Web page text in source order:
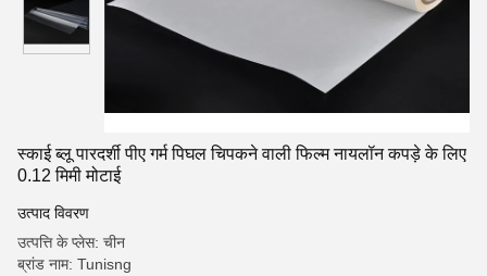
स्काई ब्लू पारदर्शी पीए गर्म पिघल चिपकने वाली फिल्म नायलॉन कपड़े के लिए
0.12 मिमी मोटाई
उत्पाद विवरण
उत्पत्ति के प्लेस: चीन
ब्रांड नाम: Tunisng